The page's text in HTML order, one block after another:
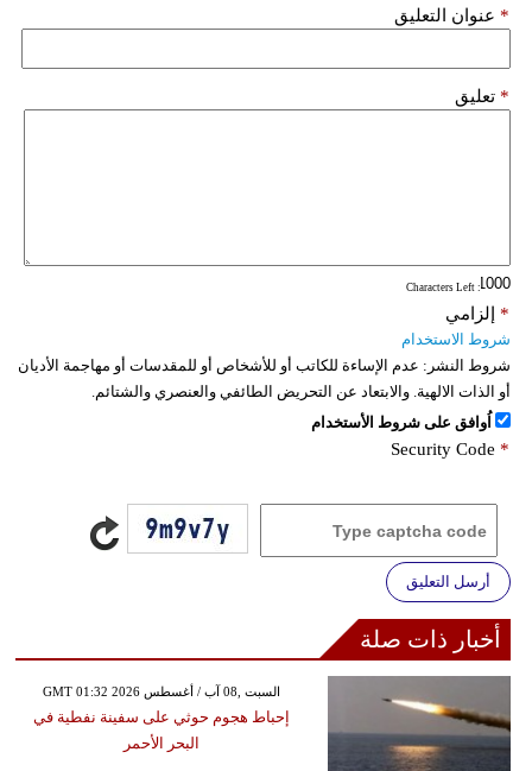
عنوان التعليق *
تعليق *
: Characters Left
إلزامي *
شروط الاستخدام
شروط النشر: عدم الإساءة للكاتب أو للأشخاص أو للمقدسات أو مهاجمة الأديان
أو الذات الالهية. والابتعاد عن التحريض الطائفي والعنصري والشتائم.
اُوافق على شروط الأستخدام
Security Code *
أرسل التعليق
أخبار ذات صلة
GMT 01:32 2026 السبت ,08 آب / أغسطس
إحباط هجوم حوثي على سفينة نفطية في
البحر الأحمر